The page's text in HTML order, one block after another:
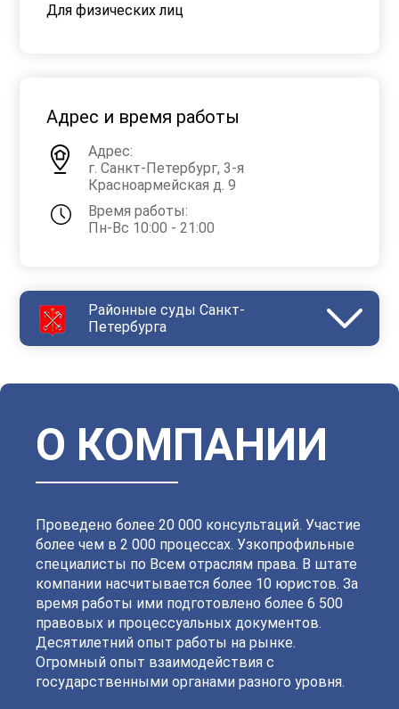
Для физических лиц
Адрес и время работы
Адрес:
г. Санкт-Петербург, 3-я
Красноармейская д. 9
Время работы:
Пн-Вс 10:00 - 21:00
Районные суды Санкт-
Петербурга
Московский
Невский Октябрьский
Петроградский
Петродворцовый
Приморский Пушкинский
Сестрорецкий
Смольнинский
О КОМПАНИИ
Проведено более 20 000 консультаций. Участие
более чем в 2 000 процессах. Узкопрофильные
специалисты по Всем отраслям права. В штате
компании насчитывается более 10 юристов. За
время работы ими подготовлено более 6 500
правовых и процессуальных документов.
Десятилетний опыт работы на рынке.
Огромный опыт взаимодействия с
государственными органами разного уровня.